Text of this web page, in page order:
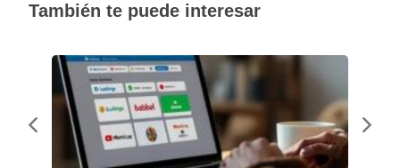
También te puede interesar